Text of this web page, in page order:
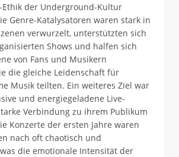
Ethik der Underground-Kultur
Genre-Katalysatoren waren stark in
verwurzelt, unterstützten sich
Shows und halfen sich
von Fans und Musikern
die gleiche Leidenschaft für
Musik teilten. Ein weiteres Ziel war
und energiegeladene Live-
Verbindung zu ihrem Publikum
Konzerte der ersten Jahre waren
nach oft chaotisch und
die emotionale Intensität der